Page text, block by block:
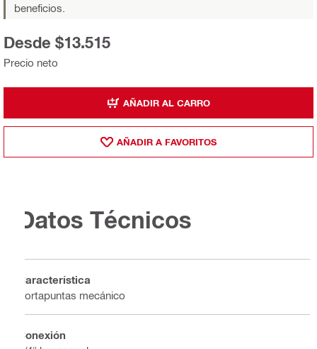
beneficios.
Precio neto
Desde $13.515
AÑADIR AL CARRO
AÑADIR A FAVORITOS
Datos Técnicos
Característica
Portapuntas mecánico
Conexión